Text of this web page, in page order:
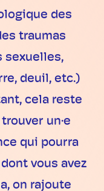
des
traumas
sexuelles,
deuil, etc.)
cela reste
un·e
qui pourra
vous avez
on rajoute